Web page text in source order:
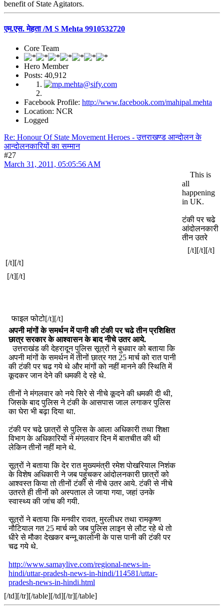
benefit of State Agitators.
एम.एस. मेहता /M S Mehta 9910532720
Core Team
Hero Member
Posts: 40,912
Facebook Profile: http://www.facebook.com/mahipal.mehta
Location: NCR
Logged
Re: Honour Of State Movement Heroes - उत्तराखण्ड आन्दोलन के
आन्दोलनकारियों का सम्मान
#27
March 31, 2011, 05:05:56 AM
This is
all
happening
in UK.
टंकी पर चढे
आंदोलनकारी
तीन उतरे
[/t][/t][/t]
[/t][/t]
[/t][/t]
फाइल फोटो[/t][/t]
अपनी मांगों के समर्थन में पानी की टंकी पर चढे तीन प्रशिक्षित
छात्र सरकार के आश्वासन के बाद नीचे उतर आये.
उत्तराखंड की देहरादून पुलिस सूत्रों ने बुधवार को बताया कि
अपनी मांगों के समर्थन में तीनों छात्र गत 25 मार्च को रात पानी
की टंकी पर चढ गये थे और मांगों को नहीं मानने की स्थिति में
कूदकर जान देने की धमकी दे रहे थे.
तीनों ने मंगलवार को नये सिरे से नीचे कूदने की धमकी दी थी,
जिसके बाद पुलिस ने टंकी के आसपास जाल लगाकर पुलिस
का घेरा भी बढ़ा दिया था.
टंकी पर चढे छात्रों से पुलिस के आला अधिकारी तथा शिक्षा
विभाग के अधिकारियों ने मंगलवार दिन में बातचीत की थी
लेकिन तीनों नहीं माने थे.
सूत्रों ने बताया कि देर रात मुख्यमंत्री रमेश पोखरियाल निशंक
के विशेष अधिकारी ने जब पहुंचकर आंदोलनकारी छात्रों को
आश्वस्त किया तो तीनों टंकी से नीचे उतर आये. टंकी से नीचे
उतरते ही तीनों को अस्पताल ले जाया गया, जहां उनके
स्वास्थ्य की जांच की गयी.
सूत्रों ने बताया कि मनवीर रावत, मुरलीधर तथा रामकृष्ण
नौटियाल गत 25 मार्च को जब पुलिस लाइन से लौट रहे थे तो
धीरे से मौका देखकर बन्नू कालोनी के पास पानी की टंकी पर
चढ गये थे.
http://www.samaylive.com/regional-news-in-
hindi/uttar-pradesh-news-in-hindi/114581/uttar-
pradesh-news-in-hindi.html
[/td][/tr][/table][/td][/tr][/table]